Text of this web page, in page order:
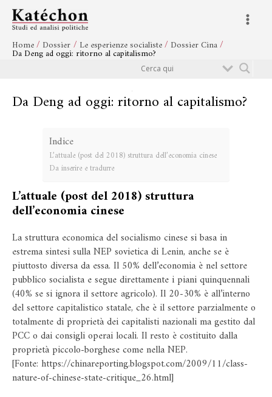
contenuto
Main
Home Dossier Le esperienze socialiste Dossier Cina
Da Deng ad oggi: ritorno al capitalismo?
Da Deng ad oggi: ritorno al capitalismo?
Indice
L’attuale (post del 2018) struttura dell’economia cinese
Da inserire e tradurre
L’attuale (post del 2018) struttura
dell’economia cinese
La struttura economica del socialismo cinese si basa in
estrema sintesi sulla NEP sovietica di Lenin, anche se è
piuttosto diversa da essa. Il 50% dell’economia è nel settore
pubblico socialista e segue direttamente i piani quinquennali
(40% se si ignora il settore agricolo). Il 20-30% è all’interno
del settore capitalistico statale, che è il settore parzialmente o
totalmente di proprietà dei capitalisti nazionali ma gestito dal
PCC o dai consigli operai locali. Il resto è costituito dalla
proprietà piccolo-borghese come nella NEP.
[Fonte: https://chinareporting.blogspot.com/2009/11/class-
nature-of-chinese-state-critique_26.html]
Navigazione
articoli